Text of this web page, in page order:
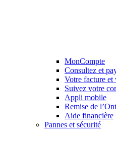
MonCompte
Consultez et
Votre facture et
Suivez votre
Appli mobile
Remise de
Aide financière
Pannes et sécurité